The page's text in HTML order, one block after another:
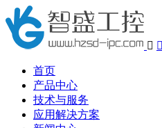
 
首页
产品中心
技术与服务
应用解决方案